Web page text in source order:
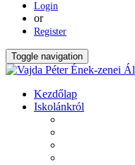
Login
or
Register
Toggle navigation
Kezdőlap
Iskolánkról